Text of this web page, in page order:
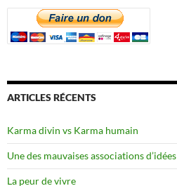
ARTICLES RÉCENTS
Karma divin vs Karma humain
Une des mauvaises associations d’idées
La peur de vivre